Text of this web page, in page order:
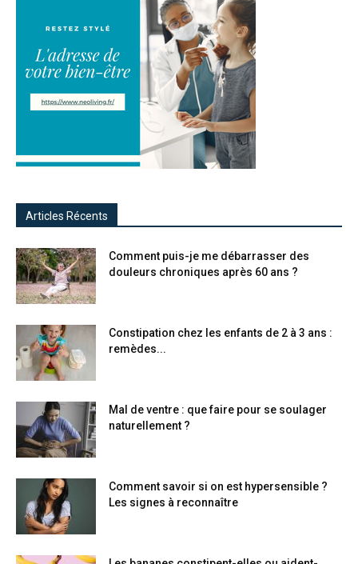
Articles Récents
Comment puis-je me débarrasser des
douleurs chroniques après 60 ans ?
Constipation chez les enfants de 2 à 3 ans :
remèdes...
Mal de ventre : que faire pour se soulager
naturellement ?
Comment savoir si on est hypersensible ?
Les signes à reconnaître